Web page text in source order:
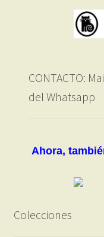
CONTACTO:
del Whatsapp
Ahora,
Colecciones